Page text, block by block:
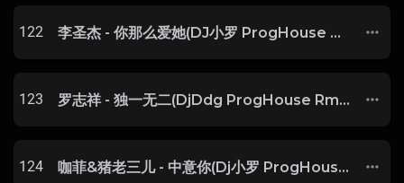
122 李圣杰 - 你那么爱她(DJ小罗 ProgHouse Rmx 2023)-玖零DJ整理♪♫
123 罗志祥 - 独一无二(DjDdg ProgHouse Rmx 2024)
124 咖菲&猪老三儿 - 中意你(Dj小罗 ProgHouse Mix国语合唱 )【抖音】